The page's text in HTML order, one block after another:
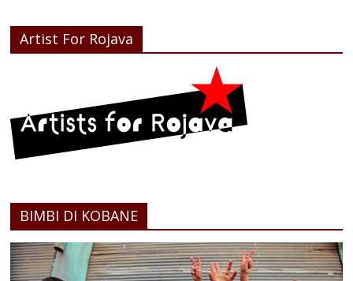
Artist For Rojava
BIMBI DI KOBANE